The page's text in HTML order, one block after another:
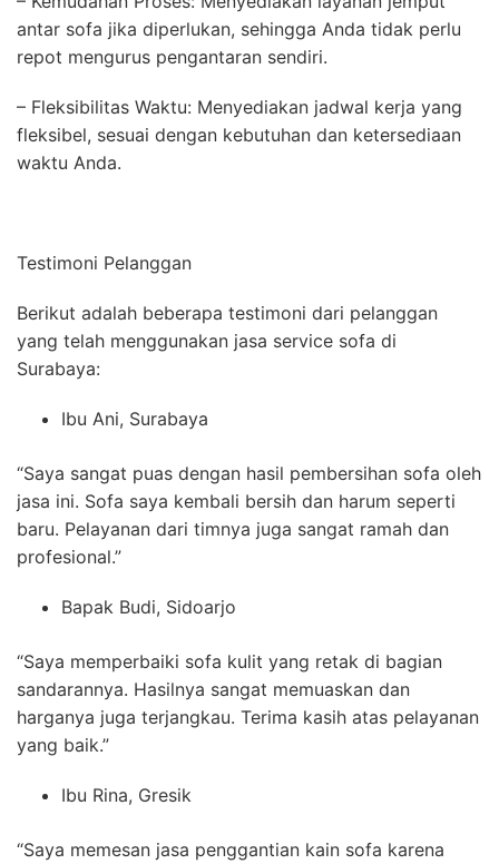
antar sofa jika diperlukan, sehingga Anda tidak perlu
repot mengurus pengantaran sendiri.
– Fleksibilitas Waktu: Menyediakan jadwal kerja yang
fleksibel, sesuai dengan kebutuhan dan ketersediaan
waktu Anda.
Testimoni Pelanggan
Berikut adalah beberapa testimoni dari pelanggan
yang telah menggunakan jasa service sofa di
Surabaya:
Ibu Ani, Surabaya
“Saya sangat puas dengan hasil pembersihan sofa oleh
jasa ini. Sofa saya kembali bersih dan harum seperti
baru. Pelayanan dari timnya juga sangat ramah dan
profesional.”
Bapak Budi, Sidoarjo
“Saya memperbaiki sofa kulit yang retak di bagian
sandarannya. Hasilnya sangat memuaskan dan
harganya juga terjangkau. Terima kasih atas pelayanan
yang baik.”
Ibu Rina, Gresik
“Saya memesan jasa penggantian kain sofa karena